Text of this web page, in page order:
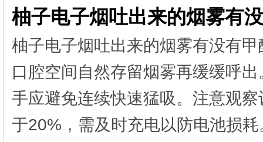
柚子电子烟吐出来的烟雾有
柚子电子烟吐出来的烟雾有没有
口腔空间自然存留烟雾再缓缓呼
手应避免连续快速猛吸。注意观
于20%，需及时充电以防电池损